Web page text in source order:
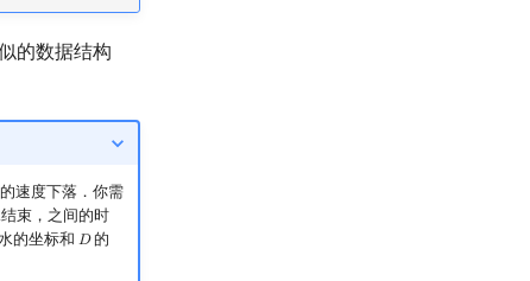
的数据结构
速度下落．你需
束，之间的时
的坐标和 𝐷
D的